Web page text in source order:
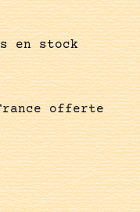
en stock
offerte